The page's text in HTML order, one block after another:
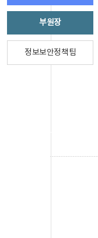
부원장
정보보안정책팀